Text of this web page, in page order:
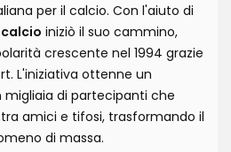
per il calcio. Con l'aiuto di
iniziò il suo cammino,
crescente nel 1994 grazie
L'iniziativa ottenne un
di partecipanti che
amici e tifosi, trasformando il
di massa.